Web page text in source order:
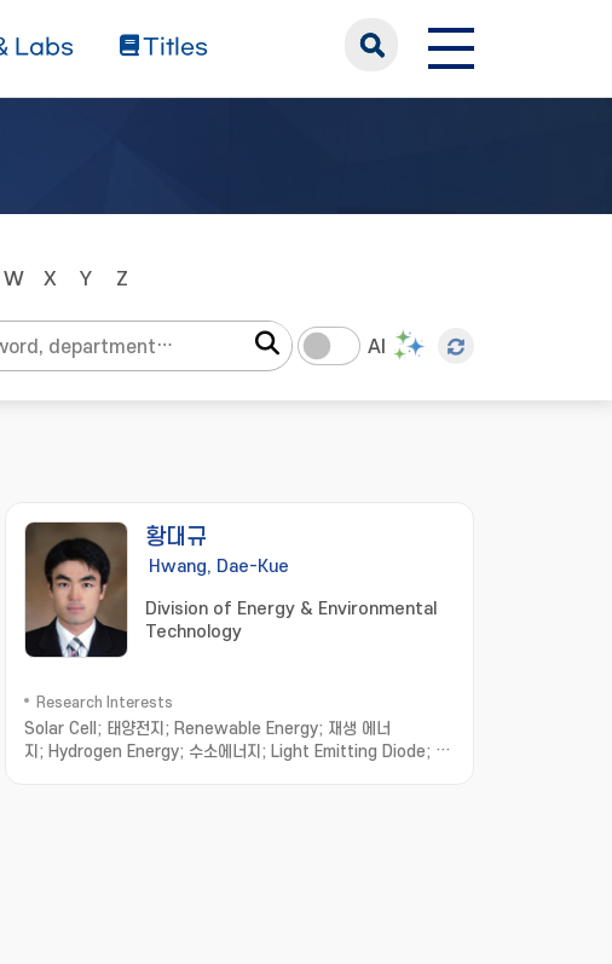
Labs Titles
W X Y Z
AI
황대규
Hwang, Dae-Kue
Division of Energy & Environmental
Technology
Research Interests
Solar Cell; 태양전지; Renewable Energy; 재생 에너
지; Hydrogen Energy; 수소에너지; Light Emitting Diode; 발